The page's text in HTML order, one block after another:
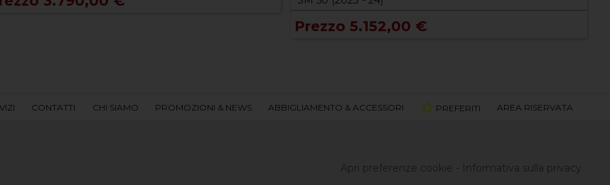
Prezzo 5.152,00 €
CONTATTI CHI SIAMO PROMOZIONI & NEWS ABBIGLIAMENTO & ACCESSORI PREFERITI AREA RISERVATA
Apri preferenze cookie - Informativa sulla privacy